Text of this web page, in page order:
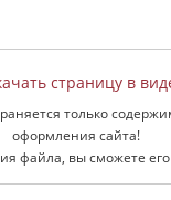
страницу в
только
оформления сайта!
файла, вы сможете его